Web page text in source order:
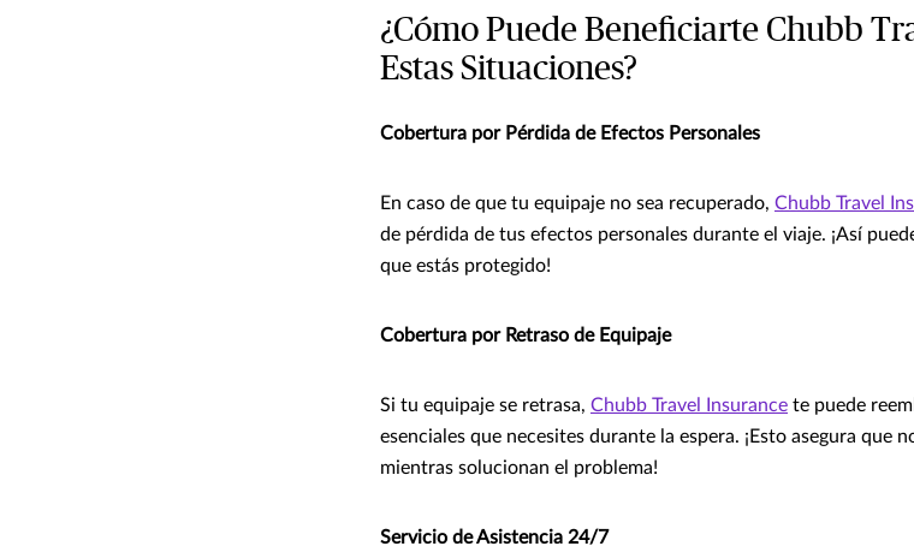
¿Cómo Puede Beneficiarte Chubb
Estas Situaciones?
Cobertura por Pérdida de Efectos Personales
En caso de que tu equipaje no sea recuperado, Chubb Travel
de pérdida de tus efectos personales durante el viaje. ¡Así
que estás protegido!
Cobertura por Retraso de Equipaje
Si tu equipaje se retrasa, Chubb Travel Insurance te puede
esenciales que necesites durante la espera. ¡Esto asegura que
mientras solucionan el problema!
Servicio de Asistencia 24/7